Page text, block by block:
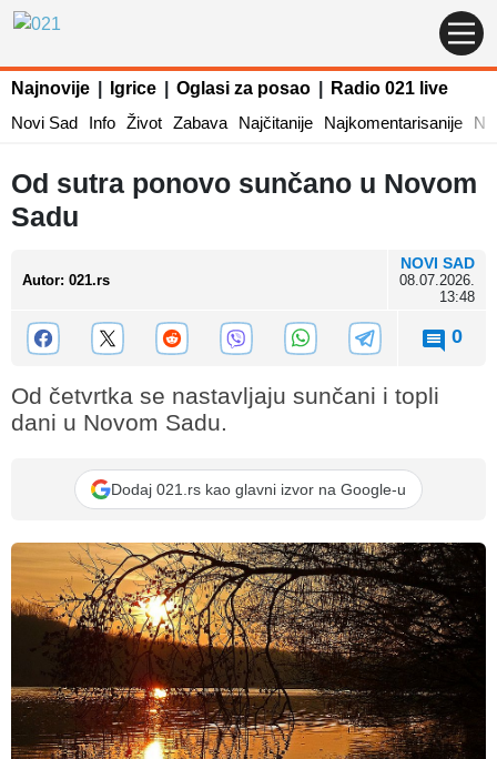
Najnovije Igrice Oglasi za posao
Radio 021 live
Novi Sad
Info Život Zabava Najčitanije Najkomentarisanije
Od sutra ponovo sunčano u Novom
Sadu
Autor: 021.rs
NOVI SAD
08.07.2026.
13:48
0
Od četvrtka se nastavljaju sunčani i topli
dani u Novom Sadu.
Dodaj 021.rs kao glavni izvor na Google-u